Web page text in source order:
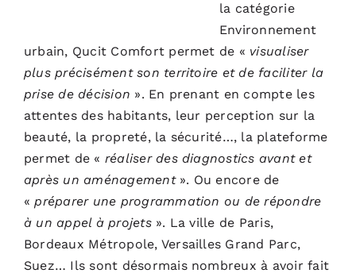
la catégorie
Environnement
urbain, Qucit Comfort permet de « visualiser
plus précisément son territoire et de faciliter la
prise de décision ». En prenant en compte les
attentes des habitants, leur perception sur la
beauté, la propreté, la sécurité…, la plateforme
permet de « réaliser des diagnostics avant et
après un aménagement». Ou encore de
«préparer une programmation ou de répondre
à un appel à projets ». La ville de Paris,
Bordeaux Métropole, Versailles Grand Parc,
Suez… Ils sont désormais nombreux à avoir fait